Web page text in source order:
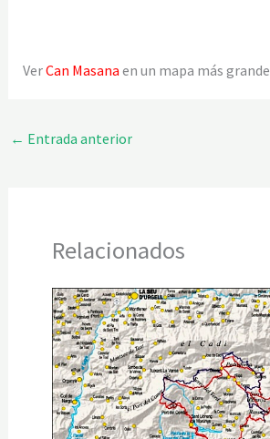
VerCan Masana en un mapa más grande
← Entrada anterior
Relacionados